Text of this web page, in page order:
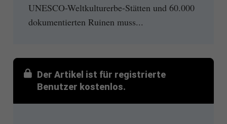
UNESCO-Weltkulturerbe-Stätten und 60.000
dokumentierten Ruinen muss...
Der Artikel ist für registrierte
Benutzer kostenlos.